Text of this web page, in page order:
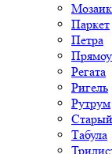
Паркет
Петра
Регата
Ригель
Рутрум
Табула